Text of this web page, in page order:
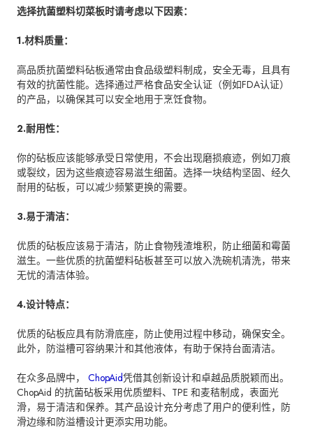
选择抗菌塑料切菜板时请考虑以下因素：
1.材料质量：
高品质抗菌塑料砧板通常由食品级塑料制成，安全无毒，且具有
有效的抗菌性能。选择通过严格食品安全认证（例如FDA认证）
的产品，以确保其可以安全地用于烹饪食物。
2.耐用性：
你的砧板应该能够承受日常使用，不会出现磨损痕迹，例如刀痕
或裂纹，因为这些痕迹容易滋生细菌。选择一块结构坚固、经久
耐用的砧板，可以减少频繁更换的需要。
3.易于清洁：
优质的砧板应该易于清洁，防止食物残渣堆积，防止细菌和霉菌
滋生。一些优质的抗菌塑料砧板甚至可以放入洗碗机清洗，带来
无忧的清洁体验。
4.设计特点：
优质的砧板应具有防滑底座，防止使用过程中移动，确保安全。
此外，防溢槽可容纳果汁和其他液体，有助于保持台面清洁。
在众多品牌中，ChopAid凭借其创新设计和卓越品质脱颖而出。
ChopAid 的抗菌砧板采用优质塑料、TPE 和麦秸制成，表面光
滑，易于清洁和保养。其产品设计充分考虑了用户的便利性，防
滑边缘和防溢槽设计更添实用功能。